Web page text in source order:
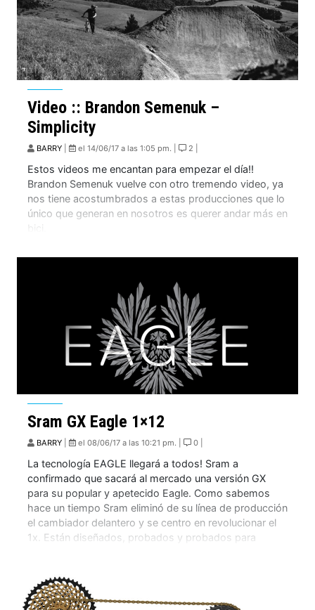
Video :: Brandon Semenuk –
Simplicity
BARRY el 14/06/17 a las 1:05 pm. | 2 |
Estos videos me encantan para empezar el día!!
Brandon Semenuk vuelve con otro tremendo video, ya
nos tiene acostumbrados a estas producciones que lo
único que generan en nosotros es querer andar más en
Sram GX Eagle 1×12
BARRY el 08/06/17 a las 10:21 pm. | 0 |
La tecnología EAGLE llegará a todos! Sram a
confirmado que sacará al mercado una versión GX
para su popular y apetecido Eagle. Como sabemos
hace un tiempo Sram eliminó de su línea de producción
el cambiador delantero y se centro en revolucionar el
1x. Están diseñados, probados y probados para